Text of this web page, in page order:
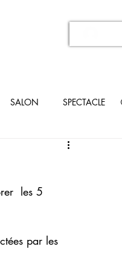
SALON SPECTACLE
les 5
par les